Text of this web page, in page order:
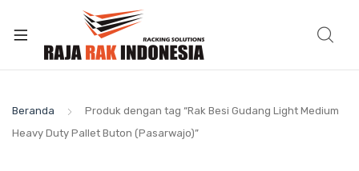
Beranda
Produk dengan tag “Rak Besi Gudang Light Medium
Heavy Duty Pallet Buton (Pasarwajo)”